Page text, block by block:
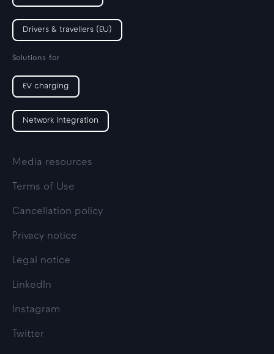
Drivers & travellers (EU)
Solutions for
EV charging
Network integration
Media resources
Terms of Use
Cancellation policy
Privacy notice
Legal notice
LinkedIn
Instagram
Twitter